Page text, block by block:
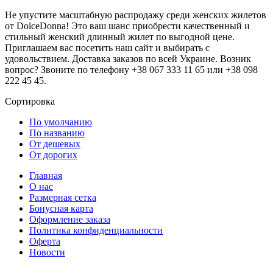
Не упустите масштабную распродажу среди женских жилетов
от DolceDonna! Это ваш шанс приобрести качественный и
стильный женский длинный жилет по выгодной цене.
Приглашаем вас посетить наш сайт и выбирать с
удовольствием. Доставка заказов по всей Украине. Возник
вопрос? Звоните по телефону +38 067 333 11 65 или +38 098
222 45 45.
Сортировка
По умолчанию
По названию
От дешевых
От дорогих
Главная
О нас
Размерная сетка
Бонусная карта
Оформление заказа
Политика конфиденциальности
Оферта
Новости